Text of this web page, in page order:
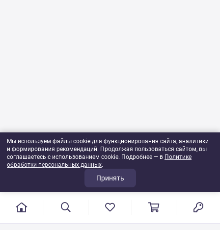
Мы используем файлы cookie для функционирования сайта, аналитики
и формирования рекомендаций. Продолжая пользоваться сайтом, вы
соглашаетесь с использованием cookie. Подробнее — в Политике
обработки персональных данных.
Принять